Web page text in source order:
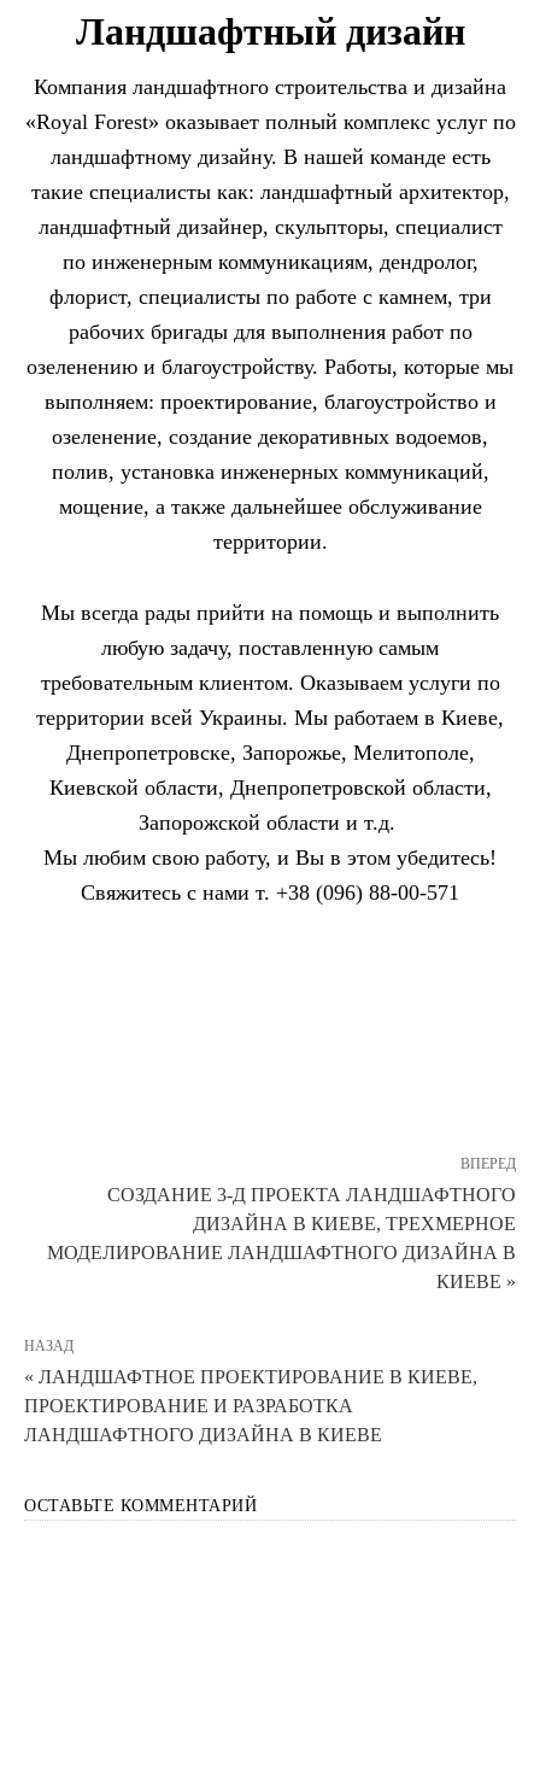
Ландшафтный дизайн
Компания ландшафтного строительства и дизайна
«Royal Forest» оказывает полный комплекс услуг по
ландшафтному дизайну. В нашей команде есть
такие специалисты как: ландшафтный архитектор,
ландшафтный дизайнер, скульпторы, специалист
по инженерным коммуникациям, дендролог,
флорист, специалисты по работе с камнем, три
рабочих бригады для выполнения работ по
озеленению и благоустройству. Работы, которые мы
выполняем: проектирование, благоустройство и
озеленение, создание декоративных водоемов,
полив, установка инженерных коммуникаций,
мощение, а также дальнейшее обслуживание
территории.
Мы всегда рады прийти на помощь и выполнить
любую задачу, поставленную самым
требовательным клиентом. Оказываем услуги по
территории всей Украины. Мы работаем в Киеве,
Днепропетровске, Запорожье, Мелитополе,
Киевской области, Днепропетровской области,
Запорожской области и т.д.
Мы любим свою работу, и Вы в этом убедитесь!
Свяжитесь с нами т. +38 (096) 88-00-571
ВПЕРЕД
СОЗДАНИЕ 3-Д ПРОЕКТА ЛАНДШАФТНОГО
ДИЗАЙНА В КИЕВЕ, ТРЕХМЕРНОЕ
МОДЕЛИРОВАНИЕ ЛАНДШАФТНОГО ДИЗАЙНА В
КИЕВЕ »
НАЗАД
« ЛАНДШАФТНОЕ ПРОЕКТИРОВАНИЕ В КИЕВЕ,
ПРОЕКТИРОВАНИЕ И РАЗРАБОТКА
ЛАНДШАФТНОГО ДИЗАЙНА В КИЕВЕ
ОСТАВЬТЕ КОММЕНТАРИЙ